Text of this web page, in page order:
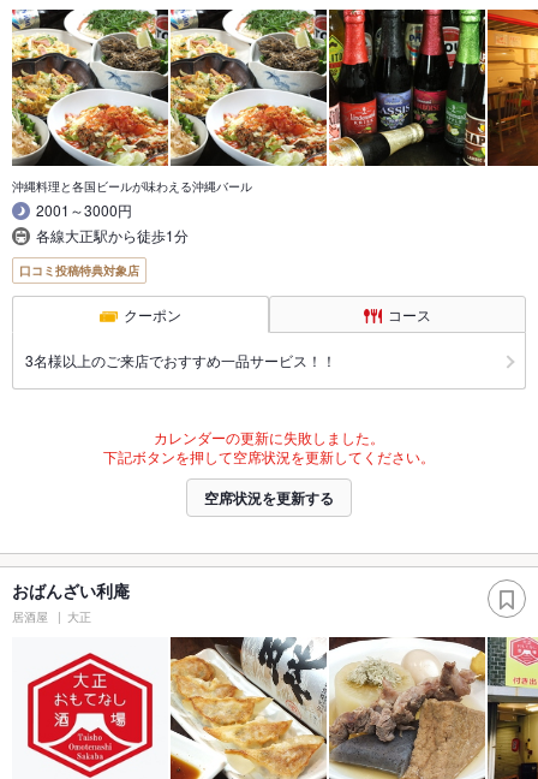
沖縄料理と各国ビールが味わえる沖縄バール
2001～3000円
各線大正駅から徒歩1分
口コミ投稿特典対象店
クーポン コース
3名様以上のご来店でおすすめ一品サービス！！
カレンダーの更新に失敗しました。
下記ボタンを押して空席状況を更新してください。
空席状況を更新する
おばんざい利庵
居酒屋 大正